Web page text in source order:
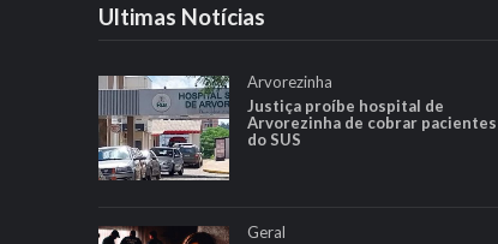
Ultimas Notícias
Arvorezinha
Justiça proíbe hospital de
Arvorezinha de cobrar pacientes
do SUS
Geral